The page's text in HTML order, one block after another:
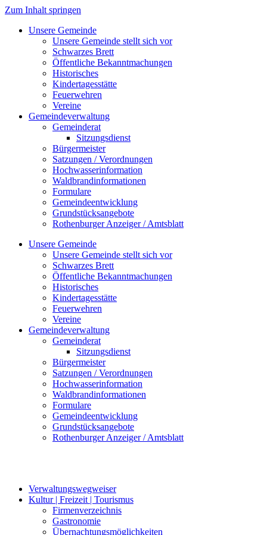
Zum Inhalt springen
Unsere Gemeinde
Unsere Gemeinde stellt sich vor
Schwarzes Brett
Öffentliche Bekanntmachungen
Historisches
Kindertagesstätte
Feuerwehren
Vereine
Gemeindeverwaltung
Gemeinderat
Sitzungsdienst
Bürgermeister
Satzungen / Verordnungen
Hochwasserinformation
Waldbrandinformationen
Formulare
Gemeindeentwicklung
Grundstücksangebote
Rothenburger Anzeiger / Amtsblatt
Unsere Gemeinde
Unsere Gemeinde stellt sich vor
Schwarzes Brett
Öffentliche Bekanntmachungen
Historisches
Kindertagesstätte
Feuerwehren
Vereine
Gemeindeverwaltung
Gemeinderat
Sitzungsdienst
Bürgermeister
Satzungen / Verordnungen
Hochwasserinformation
Waldbrandinformationen
Formulare
Gemeindeentwicklung
Grundstücksangebote
Rothenburger Anzeiger / Amtsblatt
Verwaltungswegweiser
Kultur | Freizeit | Tourismus
Firmenverzeichnis
Gastronomie
Übernachtungsmöglichkeiten